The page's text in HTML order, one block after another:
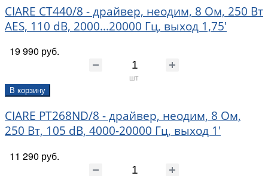
CIARE CT440/8 - драйвер, неодим, 8 Ом, 250 Вт
AES, 110 dB, 2000...20000 Гц, выход 1,75'
19 990 руб.
шт
В корзину
CIARE PT268ND/8 - драйвер, неодим, 8 Ом,
250 Вт, 105 dB, 4000-20000 Гц, выход 1'
11 290 руб.